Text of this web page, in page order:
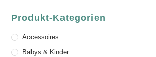
Produkt-Kategorien
Accessoires
Babys & Kinder